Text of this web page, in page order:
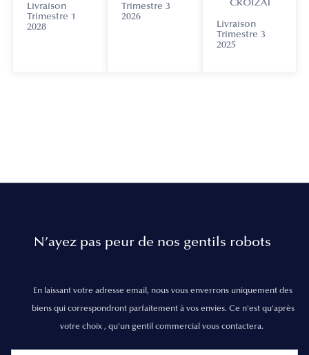
Livraison
Trimestre 1
2028
Trimestre 3
2026
CROIZAT
Livraison
Trimestre 3
2025
N’ayez pas peur de nos gentils robots
En laissant votre adresse email, nous vous enverrons uniquement des
biens qui correspondront parfaitement à vos envies. Ce n'est qu'après
votre choix , qu'un gentil commercial vous contactera.